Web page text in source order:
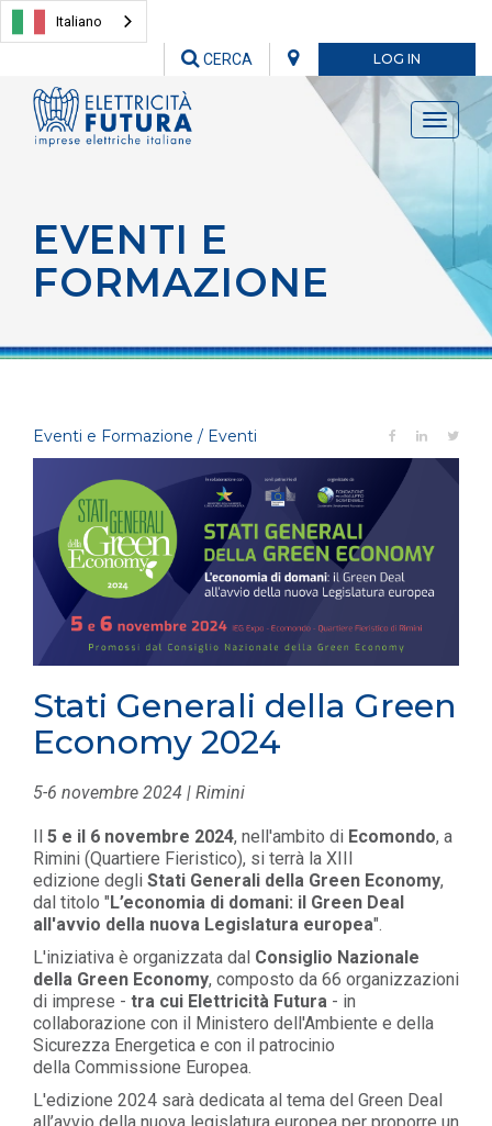
Italiano
LOG IN
CERCA
Toggle
EVENTI E
FORMAZIONE
Eventi e Formazione / Eventi
Stati Generali della Green
Economy 2024
5-6 novembre 2024 | Rimini
5 e il 6 novembre 2024, nell'ambito di Ecomondo, a
Rimini (Quartiere Fieristico), si terrà la XIII
edizione degli Stati Generali della Green Economy,
dal titolo " L’economia di domani: il Green Deal
all'avvio della nuova Legislatura europea".
L'iniziativa è organizzata dal Consiglio Nazionale
della Green Economy, composto da 66 organizzazioni
di imprese - tra cui Elettricità Futura - in
collaborazione con il Ministero dell'Ambiente e della
Sicurezza Energetica e con il patrocinio
della Commissione Europea.
L'edizione 2024 sarà dedicata al tema del Green Deal